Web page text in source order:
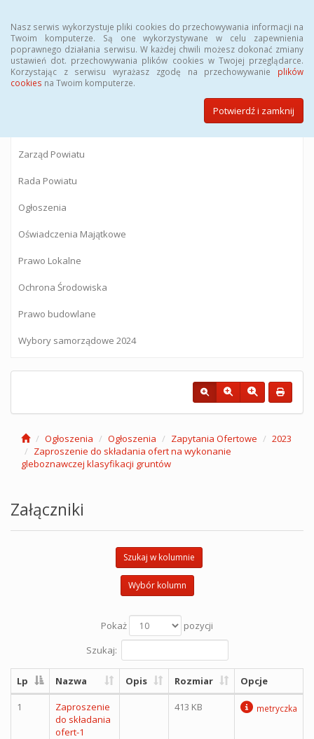
Nasz serwis wykorzystuje pliki cookies do przechowywania informacji na
Twoim komputerze. Są one wykorzystywane w celu zapewnienia
poprawnego działania serwisu. W każdej chwili możesz dokonać zmiany
ustawień dot. przechowywania plików cookies w Twojej przeglądarce.
Korzystając z serwisu wyrażasz zgodę na przechowywanie plików
cookies na Twoim komputerze.
Potwierdź i zamknij
BIULETYN INFORMACJI PUBLICZNEJ
Starostwa Powiatowego w Gostyninie
Zarząd Powiatu
Rada Powiatu
Ogłoszenia
Oświadczenia Majątkowe
Prawo Lokalne
Ochrona Środowiska
Prawo budowlane
Wybory samorządowe 2024
Ogłoszenia Ogłoszenia Zapytania Ofertowe
2023
Zaproszenie do składania ofert na wykonanie
gleboznawczej klasyfikacji gruntów
Załączniki
Szukaj w kolumnie
Wybór kolumn
Pokaż
pozycji
Szukaj:
Lp Nazwa Opis Rozmiar Opcje
1
Zaproszenie
do składania
ofert-1
413 KB metryczka